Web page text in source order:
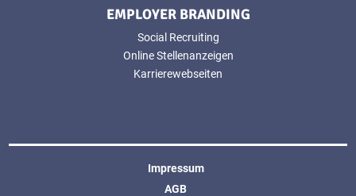
EMPLOYER BRANDING
Social Recruiting
Online Stellenanzeigen
Karrierewebseiten
Impressum
AGB